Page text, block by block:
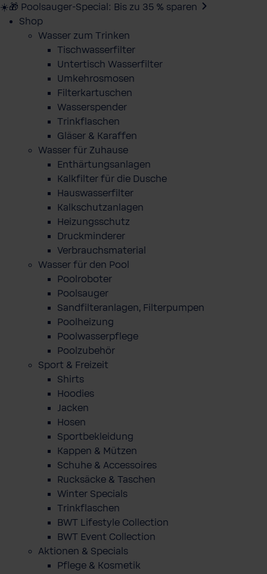
☀️🎁 Poolsauger-Special: Bis zu 35 % sparen
Shop
Wasser zum Trinken
Tischwasserfilter
Untertisch Wasserfilter
Umkehrosmosen
Filterkartuschen
Wasserspender
Trinkflaschen
Gläser & Karaffen
Wasser für Zuhause
Enthärtungsanlagen
Kalkfilter für die Dusche
Hauswasserfilter
Kalkschutzanlagen
Heizungsschutz
Druckminderer
Verbrauchsmaterial
Wasser für den Pool
Poolroboter
Poolsauger
Sandfilteranlagen, Filterpumpen
Poolheizung
Poolwasserpflege
Poolzubehör
Sport & Freizeit
Shirts
Hoodies
Jacken
Hosen
Sportbekleidung
Kappen & Mützen
Schuhe & Accessoires
Rucksäcke & Taschen
Winter Specials
Trinkflaschen
BWT Lifestyle Collection
BWT Event Collection
Aktionen & Specials
Pflege & Kosmetik